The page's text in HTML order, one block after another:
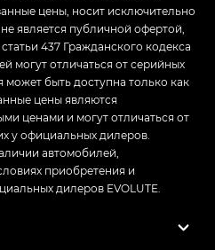
цены, носит исключительно
является публичной офертой,
437 Гражданского кодекса
могут отличаться от серийных
быть доступна только как
цены являются
ценами и могут отличаться от
у официальных дилеров.
автомобилей,
приобретения и
дилеров EVOLUTE.